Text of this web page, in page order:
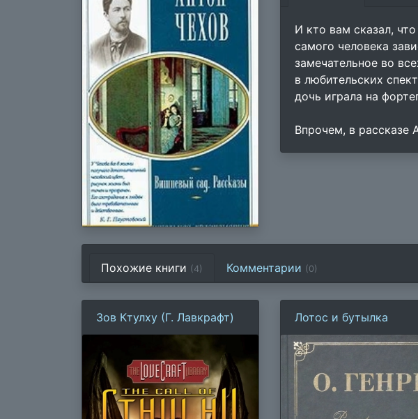
И кто вам сказал,
самого человека
замечательное во
в любительских
дочь играла на
Впрочем, в рассказе
Похожие книги (4) Комментарии (0)
Зов Ктулху (Г. Лавкрафт) Лотос и бутылка